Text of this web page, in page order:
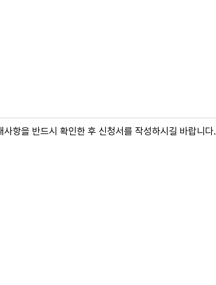
항을 반드시 확인한 후 신청서를 작성하시길 바랍니다.